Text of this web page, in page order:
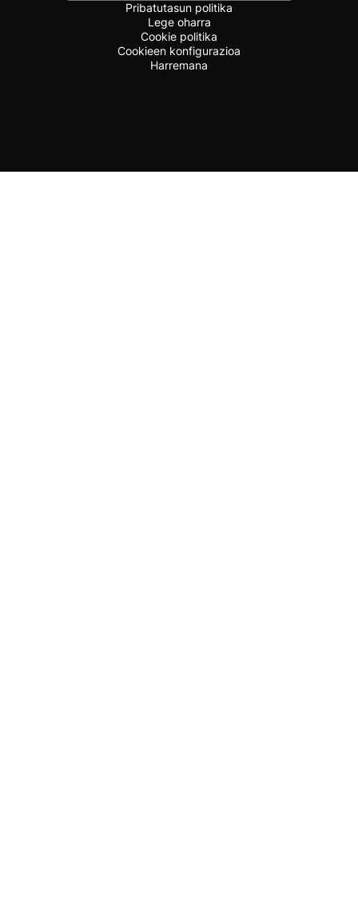
Pribatutasun politika
Lege oharra
Cookie politika
Cookieen konfigurazioa
Harremana